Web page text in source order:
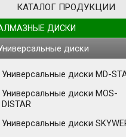
КАТАЛОГ ПРОДУКЦИИ
ДИСКИ
диски
Универсальные диски MD-
Универсальные диски MOS-
DISTAR
Универсальные диски